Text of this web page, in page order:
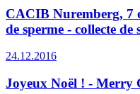
CACIB Nuremberg, 7
de sperme - collecte de
24.12.2016
Joyeux Noël ! - Merry